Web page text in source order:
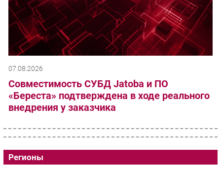
07.08.2026
Совместимость СУБД Jatoba и ПО
«Береста» подтверждена в ходе реального
внедрения у заказчика
Регионы